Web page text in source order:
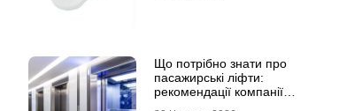
Що потрібно знати про
пасажирські ліфти:
рекомендації компанії